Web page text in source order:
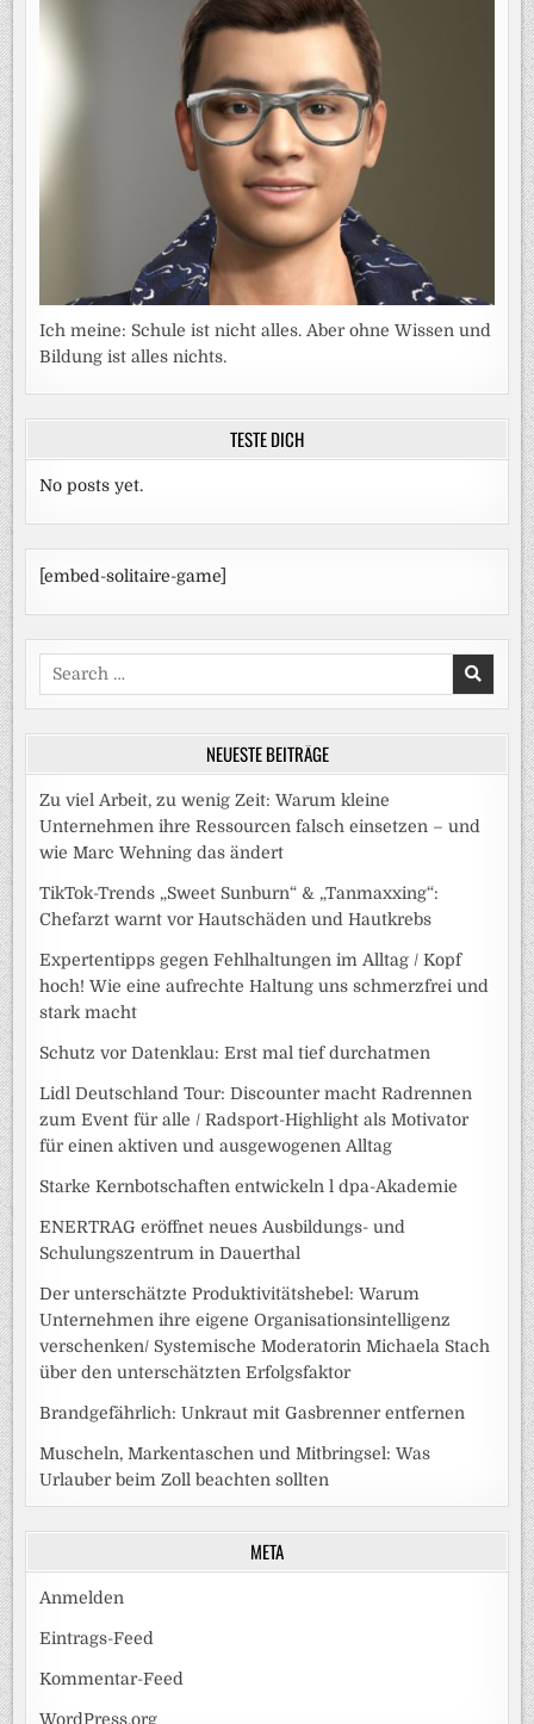
Ich meine: Schule ist nicht alles. Aber ohne Wissen und
Bildung ist alles nichts.
TESTE DICH
No posts yet.
[embed-solitaire-game]
Search
for:
NEUESTE BEITRÄGE
Zu viel Arbeit, zu wenig Zeit: Warum kleine
Unternehmen ihre Ressourcen falsch einsetzen – und
wie Marc Wehning das ändert
TikTok-Trends „Sweet Sunburn“ & „Tanmaxxing“:
Chefarzt warnt vor Hautschäden und Hautkrebs
Expertentipps gegen Fehlhaltungen im Alltag / Kopf
hoch! Wie eine aufrechte Haltung uns schmerzfrei und
stark macht
Schutz vor Datenklau: Erst mal tief durchatmen
Lidl Deutschland Tour: Discounter macht Radrennen
zum Event für alle / Radsport-Highlight als Motivator
für einen aktiven und ausgewogenen Alltag
Starke Kernbotschaften entwickeln l dpa-Akademie
ENERTRAG eröffnet neues Ausbildungs- und
Schulungszentrum in Dauerthal
Der unterschätzte Produktivitätshebel: Warum
Unternehmen ihre eigene Organisationsintelligenz
verschenken/ Systemische Moderatorin Michaela Stach
über den unterschätzten Erfolgsfaktor
Brandgefährlich: Unkraut mit Gasbrenner entfernen
Muscheln, Markentaschen und Mitbringsel: Was
Urlauber beim Zoll beachten sollten
META
Anmelden
Eintrags-Feed
Kommentar-Feed
WordPress.org